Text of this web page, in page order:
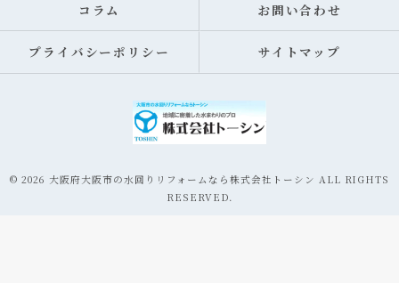
コラム お問い合わせ
プライバシーポリシー サイトマップ
© 2026 大阪府大阪市の水回りリフォームなら株式会社トーシン ALL RIGHTS
RESERVED.